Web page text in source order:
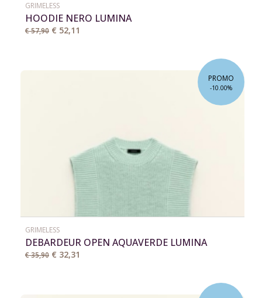
GRIMELESS
HOODIE NERO LUMINA
€ 57,90 € 52,11
PROMO
-10.00%
GRIMELESS
DEBARDEUR OPEN AQUAVERDE LUMINA
€ 35,90 € 32,31